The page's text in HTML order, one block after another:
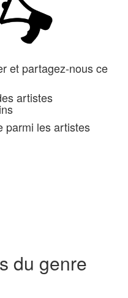
et partagez-nous ce
artistes
parmi les artistes
du genre